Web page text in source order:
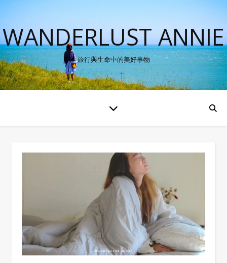
WANDERLUST ANNIE
旅行與生命中的美好事物